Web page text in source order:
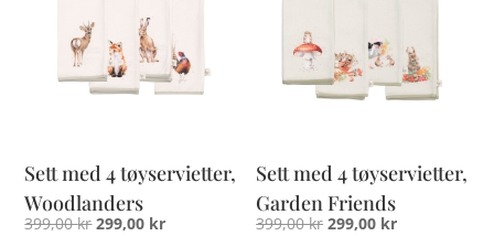
Sett med 4 tøyservietter,
Woodlanders
399,00krOpprinnelig
299,00 krNåværende
Sett med 4 tøyservietter,
Garden Friends
399,00kr Opprinnelig
299,00 krNåværende